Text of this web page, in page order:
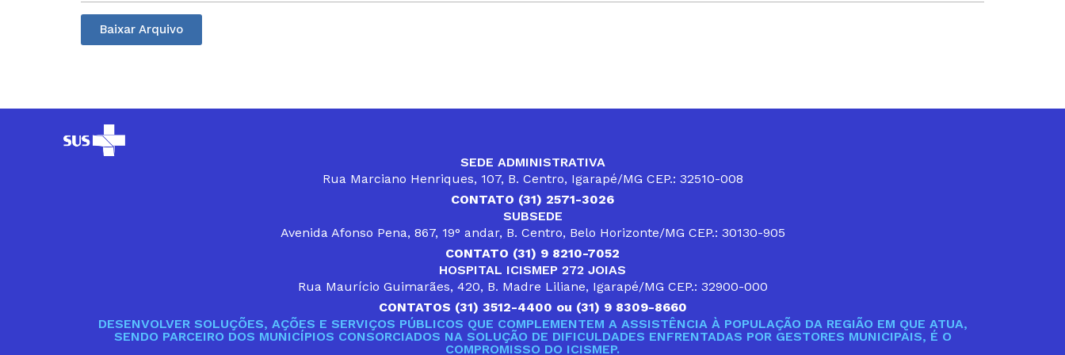
Baixar Arquivo
SEDE ADMINISTRATIVA
Rua Marciano Henriques, 107, B. Centro, Igarapé/MG CEP.: 32510-008
CONTATO (31) 2571-3026
SUBSEDE
Avenida Afonso Pena, 867, 19° andar, B. Centro, Belo Horizonte/MG CEP.: 30130-905
CONTATO (31) 9 8210-7052
HOSPITAL ICISMEP 272 JOIAS
Rua Maurício Guimarães, 420, B. Madre Liliane, Igarapé/MG CEP.: 32900-000
CONTATOS (31) 3512-4400 ou (31) 9 8309-8660
DESENVOLVER SOLUÇÕES, AÇÕES E SERVIÇOS PÚBLICOS QUE COMPLEMENTEM A ASSISTÊNCIA À POPULAÇÃO DA REGIÃO EM QUE ATUA,
SENDO PARCEIRO DOS MUNICÍPIOS CONSORCIADOS NA SOLUÇÃO DE DIFICULDADES ENFRENTADAS POR GESTORES MUNICIPAIS, É O
COMPROMISSO DO ICISMEP.